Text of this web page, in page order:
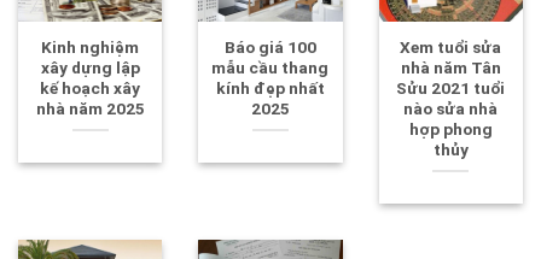
Kinh nghiệm
xây dựng lập
kế hoạch xây
nhà năm 2025
Báo giá 100
mẫu cầu thang
kính đẹp nhất
2025
Xem tuổi sửa
nhà năm Tân
Sửu 2021 tuổi
nào sửa nhà
hợp phong
thủy